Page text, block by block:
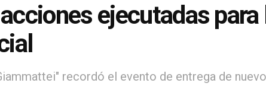
ejecutadas para
recordó el evento de entrega de